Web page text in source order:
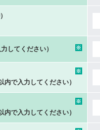
※
してください）
※
内で入力してください）
※
内で入力してください）